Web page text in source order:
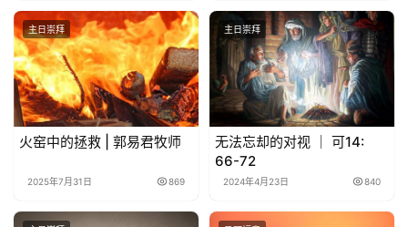
主日崇拜
火窑中的拯救 | 郭易君牧师
2025年7月31日 869
主日崇拜
无法忘却的对视 ｜ 可14:
66-72
2024年4月23日 840